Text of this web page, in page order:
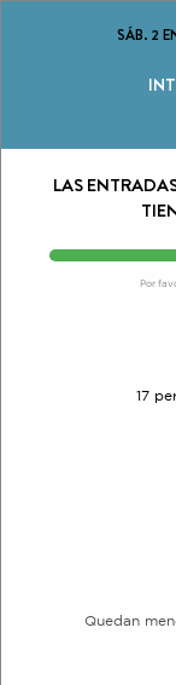
SÁB. 2
LAS
Por
17
Quedan